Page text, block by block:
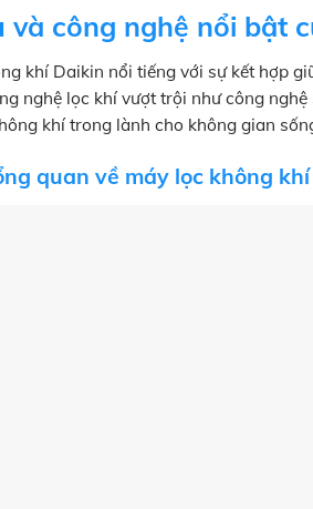
và công nghệ nổi bật
khí Daikin nổi tiếng với sự kết hợp
nghệ lọc khí vượt trội như công
khí trong lành cho không gian
quan về máy lọc không